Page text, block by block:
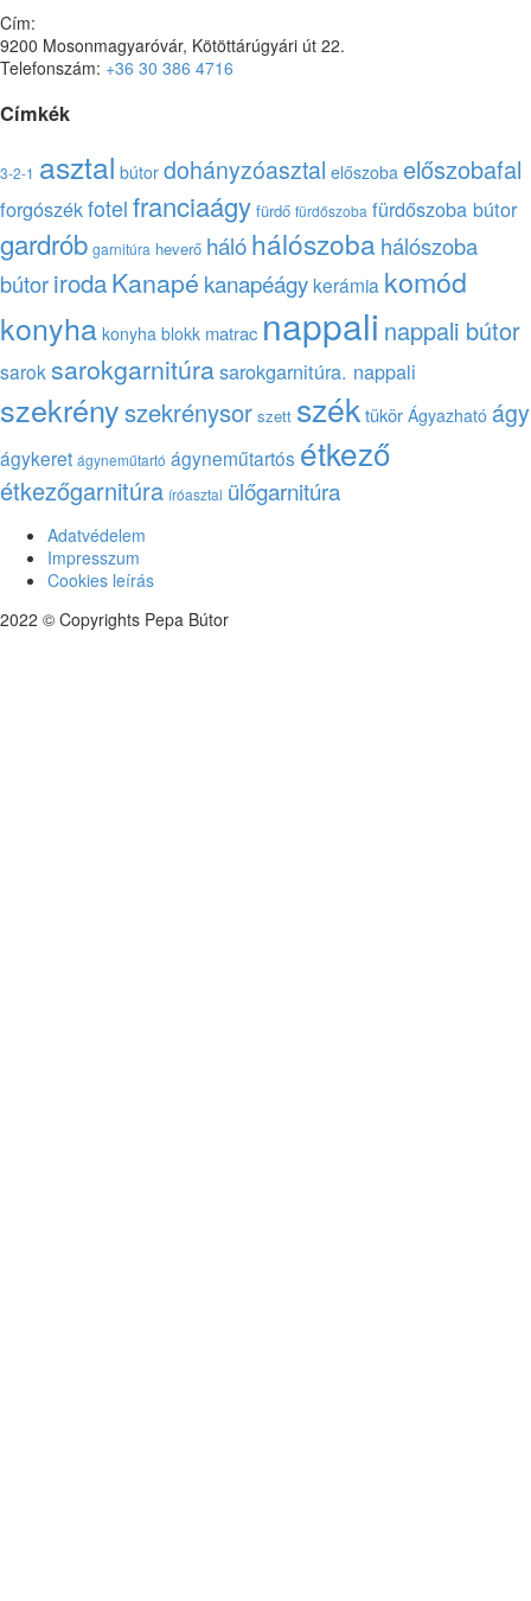
Cím:
9200 Mosonmagyaróvár, Kötöttárúgyári út 22.
Telefonszám: +36 30 386 4716
Címkék
3-2-1 asztal bútor dohányzóasztal előszoba előszobafal
forgószékfotel franciaágy fürdő fürdőszoba fürdőszoba bútor
gardrób garnitúra heverő hálóhálószoba hálószoba
bútorirodaKanapé kanapéágy kerámia komód
konyha konyha blokk matrac nappali nappali bútor
sarok sarokgarnitúrasarokgarnitúra. nappali
szekrényszekrénysor szett széktükör Ágyazható ágy
ágykeret ágyneműtartó ágyneműtartós étkező
étkezőgarnitúra íróasztal ülőgarnitúra
Adatvédelem
Impresszum
Cookies leírás
2022 © Copyrights Pepa Bútor